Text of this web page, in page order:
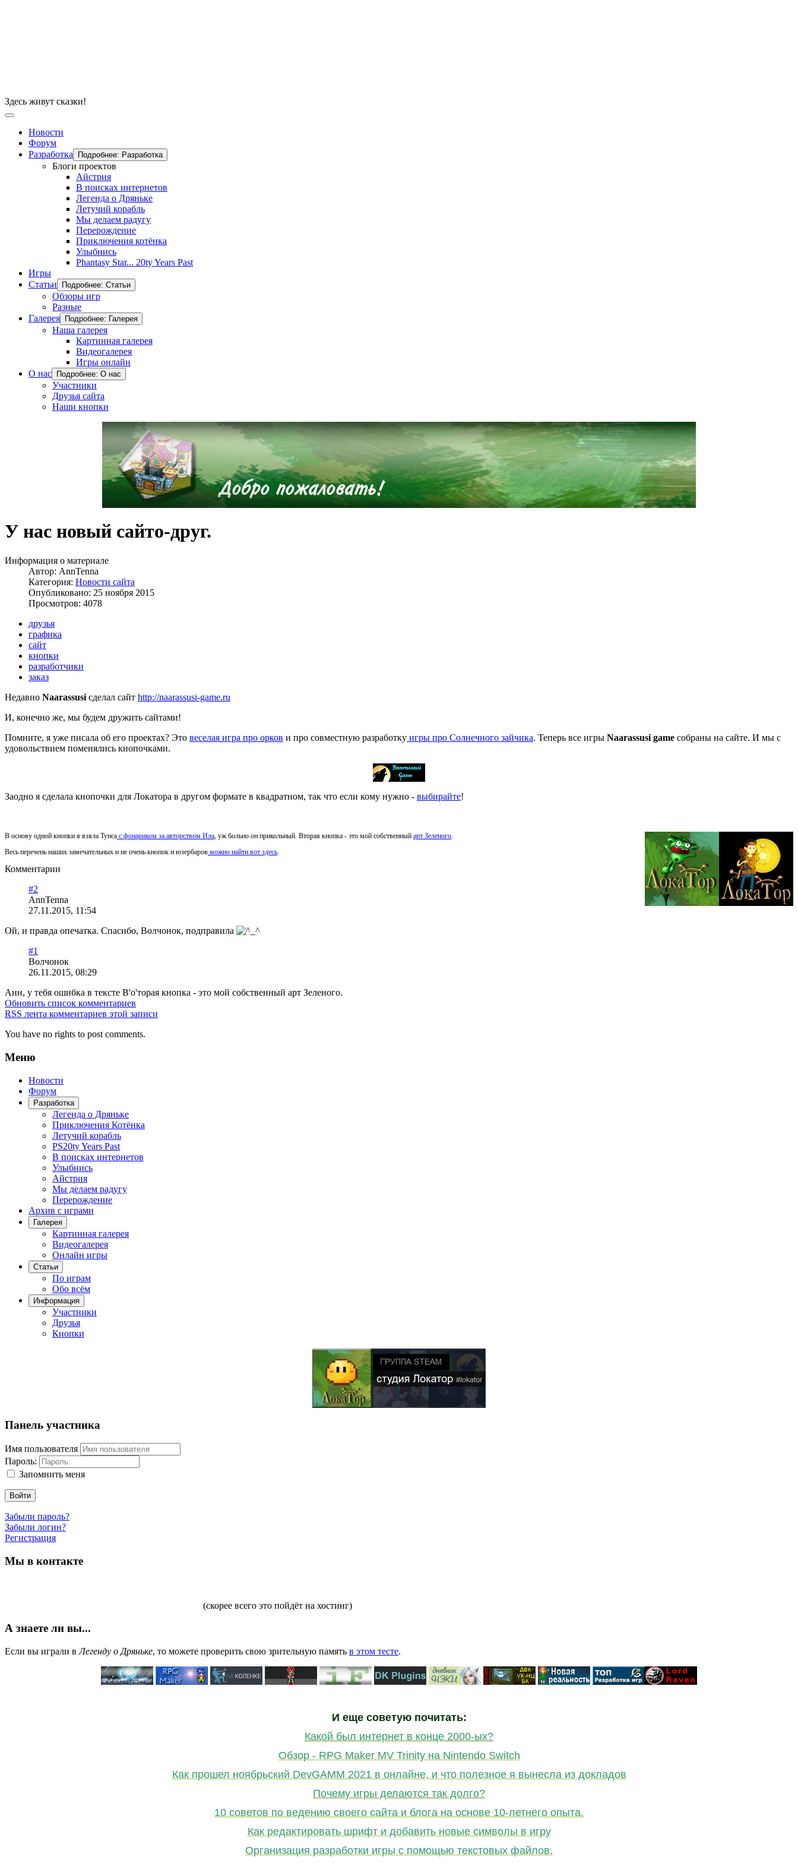
Здесь живут сказки!
Новости
Форум
Разработка
Подробнее: Разработка
Блоги проектов
Айстрия
В поисках интернетов
Легенда о Дряньке
Летучий корабль
Мы делаем радугу
Перерождение
Приключения котёнка
Улыбнись
Phantasy Star... 20ty Years Past
Игры
Статьи
Подробнее: Статьи
Обзоры игр
Разные
Галерея
Подробнее: Галерея
Наша галерея
Картинная галерея
Видеогалерея
Игры онлайн
О нас
Подробнее: О нас
Участники
Друзья сайта
Наши кнопки
У нас новый сайто-друг.
Информация о материале
Автор: AnnTenna
Категория: Новости сайта
Опубликовано: 25 ноября 2015
Просмотров: 4078
друзья
графика
сайт
кнопки
разработчики
заказ
Недавно Naarassusi сделал сайт http://naarassusi-game.ru
И, конечно же, мы будем дружить сайтами!
Помните, я уже писала об его проектах? Это веселая игра про орков и про совместную разработку игры про Солнечного зайчика. Теперь все игры Naarassusi game собраны на сайте. И мы с
удовольствием поменялись кнопочками.
Заодно я сделала кнопочки для Локатора в другом формате в квадратном, так что если кому нужно - выбирайте!
В основу одной кнопки я взяла Тунса с фонариком за авторством Ила, уж больно он прикольный. Вторая кнопка - это мой собственный арт Зеленого.
Весь перечень наших замечательных и не очень кнопок и юзербаров можно найти вот здесь.
Комментарии
#2
AnnTenna
27.11.2015, 11:54
Ой, и правда опечатка. Спасибо, Волчонок, подправила
#1
Волчонок
26.11.2015, 08:29
Анн, у тебя ошибка в тексте В'о'торая кнопка - это мой собственный арт Зеленого.
Обновить список комментариев
RSS лента комментариев этой записи
You have no rights to post comments.
Меню
Новости
Форум
Разработка
Легенда о Дряньке
Приключения Котёнка
Летучий корабль
PS20ty Years Past
В поисках интернетов
Улыбнись
Айстрия
Мы делаем радугу
Перерождение
Архив с играми
Галерея
Картинная галерея
Видеогалерея
Онлайн игры
Статьи
По играм
Обо всём
Информация
Участники
Друзья
Кнопки
Панель участника
Имя пользователя
Пароль:
Запомнить меня
Войти
Забыли пароль?
Забыли логин?
Регистрация
Мы в контакте
(скорее всего это пойдёт на хостинг)
А знаете ли вы...
Если вы играли вЛегенду о Дряньке, то можете проверить свою зрительную память в этом тесте.
И еще советую почитать:
Какой был интернет в конце 2000-ых?
Обзор - RPG Maker MV Trinity на Nintendo Switch
Как прошел ноябрьский DevGAMM 2021 в онлайне, и что полезное я вынесла из докладов
Почему игры делаются так долго?
10 советов по ведению своего сайта и блога на основе 10-летнего опыта.
Как редактировать шрифт и добавить новые символы в игру
Организация разработки игры с помощью текстовых файлов.